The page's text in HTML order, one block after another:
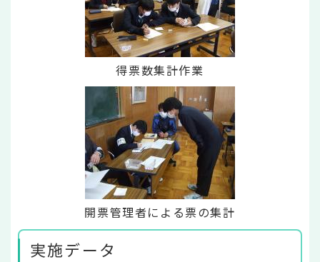
得票数集計作業
開票管理者による票の集計
実施データ